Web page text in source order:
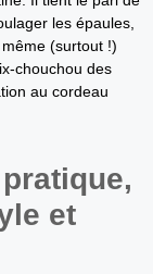
les épaules,
(surtout !)
chouchou des
au cordeau
et